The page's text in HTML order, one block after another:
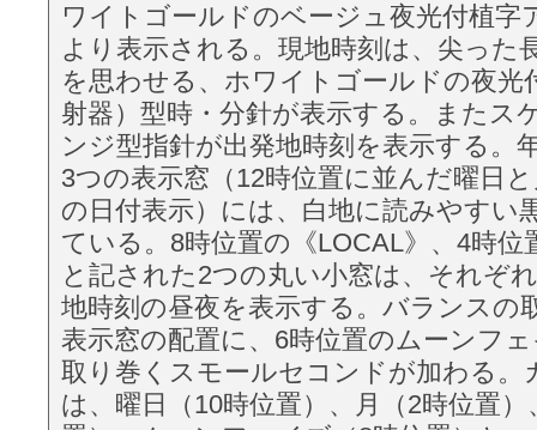
ワイトゴールドのベージュ夜光付植字
より表示される。現地時刻は、尖った
を思わせる、ホワイトゴールドの夜光
射器）型時・分針が表示する。またス
ンジ型指針が出発地時刻を表示する。
3つの表示窓（12時位置に並んだ曜日
の日付表示）には、白地に読みやすい
ている。8時位置の《LOCAL》、4時位
と記された2つの丸い小窓は、それぞ
地時刻の昼夜を表示する。バランスの
表示窓の配置に、6時位置のムーンフ
取り巻くスモールセコンドが加わる。
は、曜日（10時位置）、月（2時位置）